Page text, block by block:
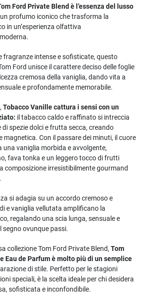
Ford Private Blend è l’essenza del lusso
un profumo iconico che trasforma la
in un’esperienza olfattiva
fragranze intense e sofisticate, questo
Ford unisce il carattere deciso delle foglie
cremosa della vaniglia, dando vita a
e profondamente memorabile.
Tobacco Vanille cattura i sensi con un
il tabacco caldo e raffinato si intreccia
spezie dolci e frutta secca, creando
magnetica. Con il passare dei minuti, il cuore
una vaniglia morbida e avvolgente,
fava tonka e un leggero tocco di frutti
composizione irresistibilmente gourmand
si adagia su un accordo cremoso e
e vaniglia vellutata amplificano la
regalando una scia lunga, sensuale e
segno ovunque passi.
collezione Tom Ford Private Blend, Tom
Eau de Parfum è molto più di un semplice
di stile. Perfetto per le stagioni
speciali, è la scelta ideale per chi desidera
sofisticata e inconfondibile.